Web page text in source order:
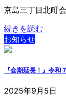
京島三丁目北町
続きを読む
お知らせ
『会期延長！』令
2025年9月5日